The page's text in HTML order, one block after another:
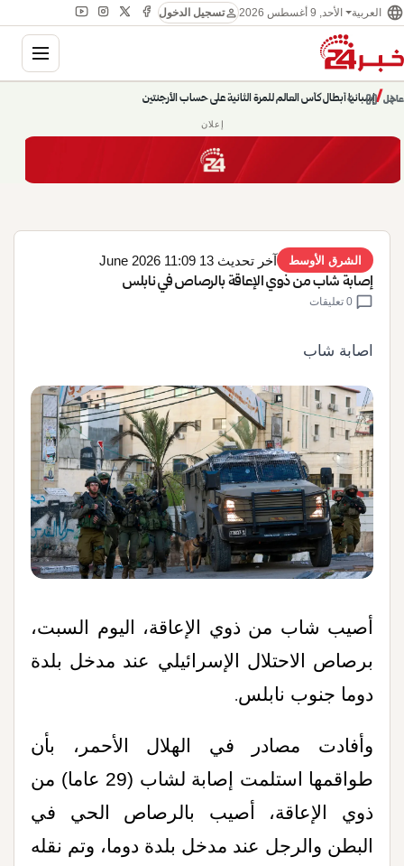
language العربية الأحد, 9 أغسطس 2026 personتسجيل الدخول
عاجل/إسبانيا أبطال كأس العالم للمرة الثانية على حساب الأرجنتين chevron_right
pause
chevron_left
إعلان
الشرق الأوسط آخر تحديث 13 June 2026 11:09
إصابة شاب من ذوي الإعاقة بالرصاص في نابلس
chat_bubble
اصابة شاب
أصيب شاب من ذوي الإعاقة، اليوم السبت،
برصاص الاحتلال الإسرائيلي عند مدخل بلدة
دوما جنوب نابلس.
وأفادت مصادر في الهلال الأحمر، بأن
طواقمها استلمت إصابة لشاب (29 عاما) من
ذوي الإعاقة، أصيب بالرصاص الحي في
البطن والرجل عند مدخل بلدة دوما، وتم نقله